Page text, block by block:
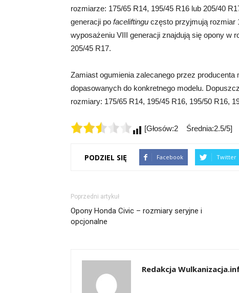
rozmiarze: 175/65 R14, 195/45 R16 lub 205/40
generacji po faceliftingu często przyjmują rozmiar
wyposażeniu VIII generacji znajdują się opony w
205/45 R17.
Zamiast ogumienia zalecanego przez
dopasowanych do konkretnego modelu.
rozmiary: 175/65 R14, 195/45 R16, 195/50 R16,
[Głosów:2 Średnia:2.5/5]
PODZIEL SIĘ Facebook Twitter
Poprzedni artykuł
Opony Honda Civic – rozmiary seryjne i
opcjonalne
Redakcja